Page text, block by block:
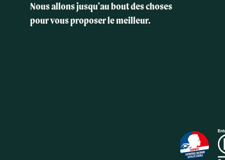
Nous allons jusqu'au bout des choses
pour vous proposer le meilleur.